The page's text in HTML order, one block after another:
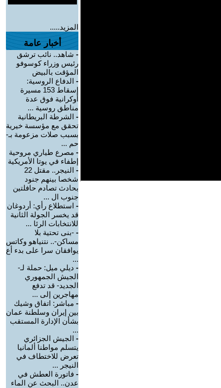
المزيد.....
أخبار عامة
- شاهد.. نائب ترشق
رئيس وزراء كوسوفو
المؤقت بالبيض
- الدفاع الروسية:
إسقاط 153 مسيرة
أوكرانية فوق عدة
مناطق روسية ...
- الشرطة البريطانية
تحقق مع مؤسسة خيرية
بسبب صلات مزعومة بـ-
حم ...
- مصرع طياري مروحية
إطفاء في يوتا الأمريكية
-
النيجر.. مقتل 22
شخصا بينهم جنود
بحادث تصادم حافلتين
جنوب ال ...
- استطلاع رأي: أردوغان
قد يخسر الجولة الثانية
للانتخابات الرئا ...
- -بنى تحتية بلا
مساكن-.. نتنياهو وكاتس
يوافقان سرا على بدء أع
...
- ديلي ميل: حملة لـ-
الجيش الجمهوري
الجديد- قد تدفع
مهاجرين إلى ...
- مباشر: اتفاق وشيك
بين إيران وسلطنة عمان
بشأن الإدارة المستقب
...
- الجيش الجزائري
يتسلم مواطنا ألمانيا
تعرض للاختطاف في
النيجر ...
- فاتورة العطش في
عدن.. البحث عن الماء